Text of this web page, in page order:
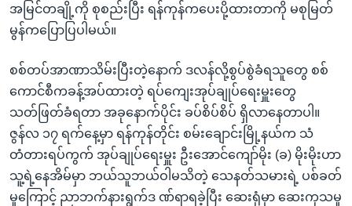
အမြင်တချို့ကို စုစည်းပြီး ရန်ကုန်ကပေးပို့ထားတာကို မစုမြတ်
မွန်ကပြောပြပါမယ်။
စစ်တပ်အာဏာသိမ်းပြီးတဲ့နောက် ဒလန်လို့စွပ်စွဲခံရသူတွေ စစ်
ကောင်စီကခန့်အပ်ထားတဲ့ ရပ်ကျေးအုပ်ချုပ်ရေးမှူးတွေ
သတ်ဖြတ်ခံရတာ အခုနောက်ပိုင်း ခပ်စိပ်စိပ် ရှိလာနေတာပါ။
ဇွန်လ ၁၇ ရက်နေ့မှာ ရန်ကုန်တိုင်း စမ်းချောင်းမြို့နယ်က သံ
တံတားရပ်ကွက် အုပ်ချုပ်ရေးမှူး ဦးအောင်ကျော်မိုး (ခ) မိုးမိုးဟာ
သူ့ရဲ့နေအိမ်မှာ ဘယ်သူဘယ်ဝါမသိတဲ့ သေနတ်သမားရဲ့ ပစ်ခတ်
မှုကြောင့် ညာဘက်နားရွက်ဒ ဏ်ရာရခဲ့ပြီး ဆေးရုံမှာ ဆေးကုသမှု